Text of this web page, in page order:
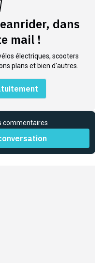
dans
mail !
électriques, scooters
plans et bien d'autres.
commentaires